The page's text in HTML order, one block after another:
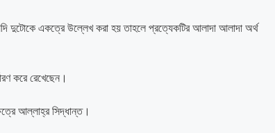
একত্রে উল্লেখ করা হয় তাহলে প্রত্যেকটির আলাদা আলাদা অর্থ
করে রেখেছেন।
আল্লাহ্‌র সিদ্ধান্ত।